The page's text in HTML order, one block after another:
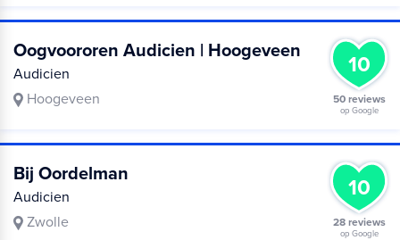
Oogvoororen Audicien | Hoogeveen
Audicien
Hoogeveen
10
50 reviews
op Google
Bij Oordelman
Audicien
Zwolle
10
28 reviews
op Google